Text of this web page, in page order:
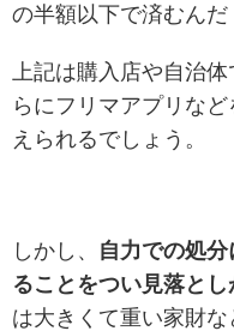
の半額以下で済むんだ
上記は購入店や自治
らにフリマアプリな
えられるでしょう。
しかし、 自力での処
ることをつい見落とし
は大きくて重い家財な